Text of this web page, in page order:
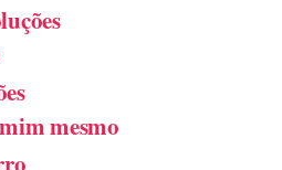
mesmo